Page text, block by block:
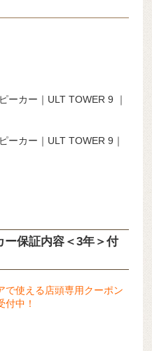
ーカー｜ULT TOWER 9 ｜
ーカー｜ULT TOWER 9｜
ー保証内容 ＜3年＞付
で使える店頭専用クーポン
付中！